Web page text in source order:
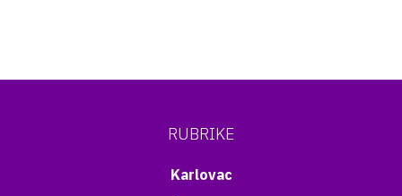
RUBRIKE
Karlovac